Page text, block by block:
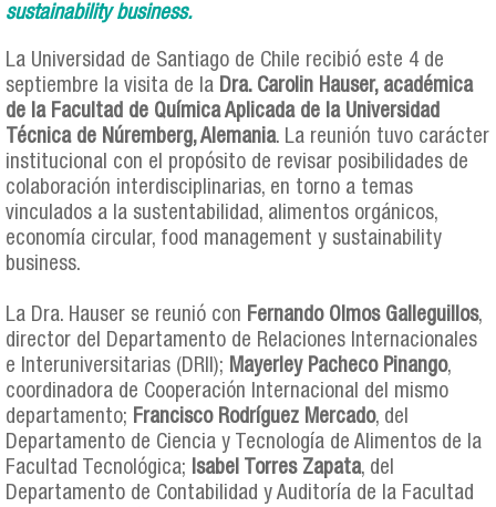
sustainability business.
La Universidad de Santiago de Chile recibió este 4 de
septiembre la visita de la Dra. Carolin Hauser, académica
de la Facultad de Química Aplicada de la Universidad
Técnica de Núremberg, Alemania. La reunión tuvo carácter
institucional con el propósito de revisar posibilidades de
colaboración interdisciplinarias, en torno a temas
vinculados a la sustentabilidad, alimentos orgánicos,
economía circular, food management y sustainability
business.
La Dra. Hauser se reunió con Fernando Olmos Galleguillos,
director del Departamento de Relaciones Internacionales
e Interuniversitarias (DRII); Mayerley Pacheco Pinango,
coordinadora de Cooperación Internacional del mismo
departamento; Francisco Rodríguez Mercado, del
Departamento de Ciencia y Tecnología de Alimentos de la
Facultad Tecnológica; Isabel Torres Zapata, del
Departamento de Contabilidad y Auditoría de la Facultad